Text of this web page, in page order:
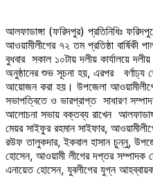
আলফাডাঙ্গা (ফরিদপুর) প্রতিনিধিঃ
আওয়ামীলীগের ৭২ তম প্রতিষ্ঠা
বুধবার সকাল ১০টায় দলীয় কার্যালয়ে
অনুষ্ঠানের শুভ সূচনা হয়, এরপর বর্ণাঢ্য
আয়োজন করা হয়। উপজেলা
সভাপত্বিতে ও ভারপ্রাপ্ত সাধারণ
আলোচনা সভায় বক্তব্য রাখেন
মেয়র সাইফুর রহমান সাইফার,
রউফ তালুকদার, ইকবাল হাসান চুন্নু,
হোসেন, আওয়ামী লীগের দপ্তর সম্পাদক
এনায়েত হোসেন, যুবলীগের যুগ্ন